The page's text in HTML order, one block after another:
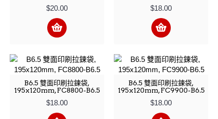
$20.00 $18.00
B6.5 雙面印刷拉鍊袋,
195x120mm, FC8800-B6.5
$18.00
B6.5 雙面印刷拉鍊袋,
195x120mm, FC9900-B6.5
$18.00